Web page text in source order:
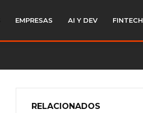
EMPRESAS AI Y DEV FINTECH
RELACIONADOS